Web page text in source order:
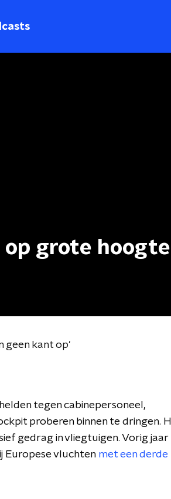
grote
geen kant op'
tegen cabinepersoneel,
proberen binnen te dringen.
gedrag in vliegtuigen. Vorig jaar
Europese vluchten met een derde